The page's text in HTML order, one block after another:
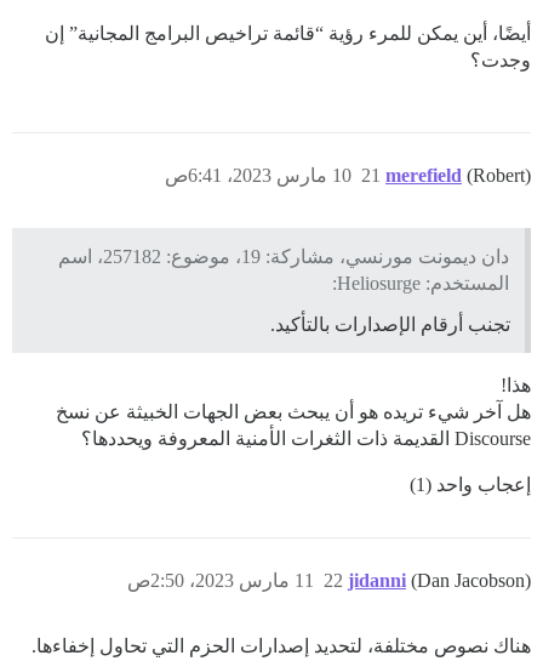
أيضًا، أين يمكن للمرء رؤية “قائمة تراخيص البرامج المجانية” إن
وجدت؟
merefield (Robert) 10 مارس 2023، 6:41ص 21
دان ديمونت مورنسي، مشاركة: 19، موضوع: 257182، اسم
المستخدم: Heliosurge:
تجنب أرقام الإصدارات بالتأكيد.
هذا!
هل آخر شيء تريده هو أن يبحث بعض الجهات الخبيثة عن نسخ
Discourse القديمة ذات الثغرات الأمنية المعروفة ويحددها؟
إعجاب واحد (1)
jidanni (Dan Jacobson) 11 مارس 2023، 2:50ص 22
هناك نصوص مختلفة، لتحديد إصدارات الحزم التي تحاول إخفاءها.